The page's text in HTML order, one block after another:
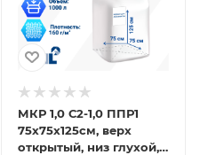
МКР 1,0 С2-1,0 ППР1
75х75х125см, верх
открытый, низ глухой,